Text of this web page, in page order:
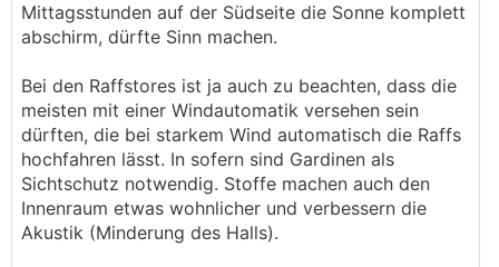
Mittagsstunden auf der Südseite die Sonne komplett
abschirm, dürfte Sinn machen.
Bei den Raffstores ist ja auch zu beachten, dass die
meisten mit einer Windautomatik versehen sein
dürften, die bei starkem Wind automatisch die Raffs
hochfahren lässt. In sofern sind Gardinen als
Sichtschutz notwendig. Stoffe machen auch den
Innenraum etwas wohnlicher und verbessern die
Akustik (Minderung des Halls).